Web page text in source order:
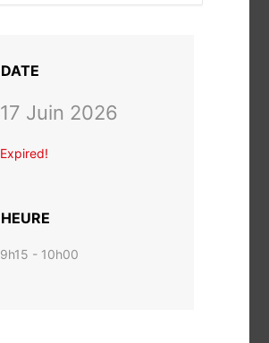
DATE
17 Juin 2026
Expired!
HEURE
9h15 - 10h00